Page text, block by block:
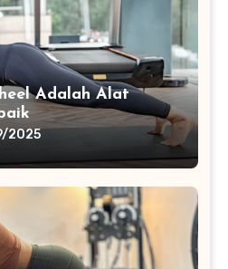
Adalah Alat
2025